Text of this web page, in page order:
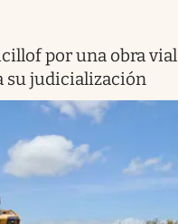
por una obra vial
su judicialización